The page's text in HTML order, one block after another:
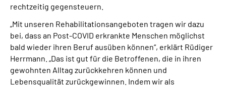
rechtzeitig gegensteuern.
„Mit unseren Rehabilitationsangeboten tragen wir dazu
bei, dass an Post-COVID erkrankte Menschen möglichst
bald wieder ihren Beruf ausüben können“, erklärt Rüdiger
Herrmann. „Das ist gut für die Betroffenen, die in ihren
gewohnten Alltag zurückkehren können und
Lebensqualität zurückgewinnen. Indem wir als